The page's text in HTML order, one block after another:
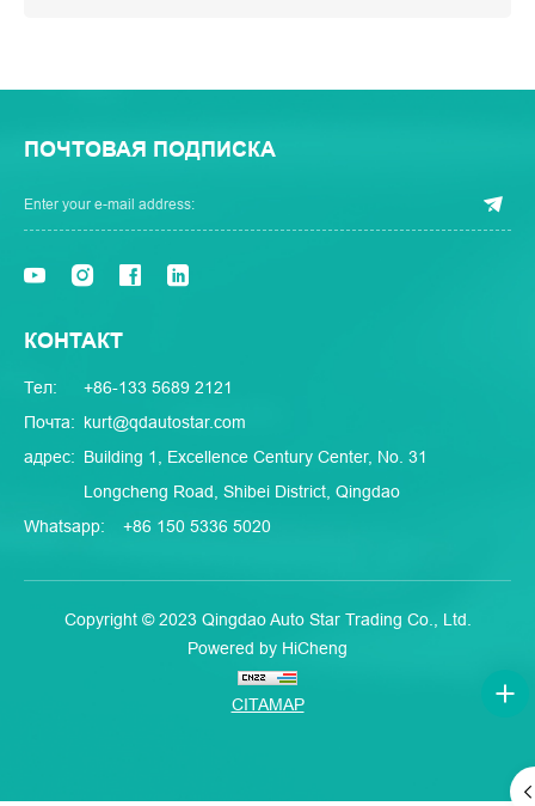
ПОЧТОВАЯ ПОДПИСКА
КОНТАКТ
Тел:
+86-133 5689 2121
Почта: kurt@qdautostar.com
адрес: Building 1, Excellence Century Center, No. 31
Longcheng Road, Shibei District, Qingdao
Whatsapp:
+86 150 5336 5020
Copyright © 2023 Qingdao Auto Star Trading Co., Ltd.
Powered by HiCheng
CITAMAP